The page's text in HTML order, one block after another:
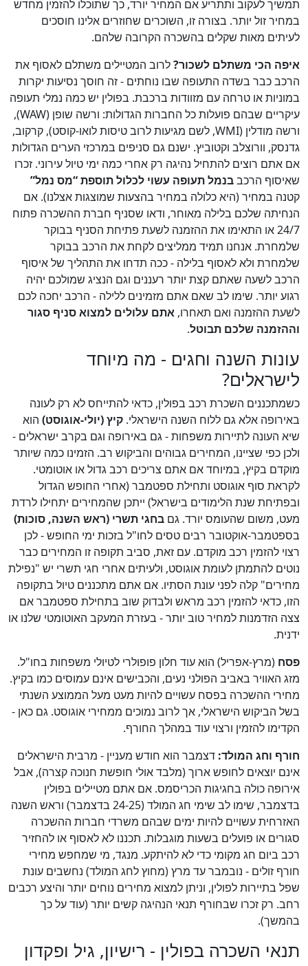
תמשיך לעקוב ותתריע אם המחיר יורד, כך שתוכלו להזמין מחדש
במחיר זול יותר. בצורה זו, השוכרים שחוזרים אלינו חוסכים
לעיתים מאות שקלים בהשכרה הקרובה שלהם.
איפה הכי משתלם לשכור?לרוב המטיילים משתלם לאסוף את
הרכב כבר בשדה התעופה שבו נוחתים - זה חוסך נסיעות יקרות
במוניות או טרחה עם מזוודות ברכבת. בפולין יש כמה נמלי תעופה
עיקריים שבהם פועלות כל החברות הגדולות: ורשה שופן (WAW),
ורשה מודלין (WMI, לשם מגיעות לרוב טיסות לואו-קוסט), קרקוב,
גדנסק, וורוצלב וקטוביץ. ישנם גם סניפים במרכזי הערים הגדולות
אם אתם רוצים להתחיל נהיגה רק אחרי כמה ימי טיול עירוני. זכרו
שאיסוף הרכבבנמל תעופה עשוי לכלול תוספת “מס נמל”
קטנה במחיר (היא כלולה במחיר בהצעות שמוצגות אצלנו). אם
הנחיתה שלכם בלילה מאוחר, ודאו שסניף חברת ההשכרה פתוח
24/7 או התאימו את ההזמנה לשעת פתיחת הסניף בבוקר
שלמחרת. אנחנו תמיד ממליצים לקחת את הרכב בבוקר
שלמחרת ולא לאסוף בלילה - ככה תדחו את התהליך של איסוף
הרכב לשעה שאתם קצת יותר רעננים וגם הנציג שמולכם יהיה
רגוע יותר. שימו לב שאם אתם מזמינים ללילה - הרכב יחכה לכם
לשעת ההזמנה ואם תאחרו, אתם עלולים למצוא סניף סגור
וההזמנה שלכם תבוטל.
עונות השנה וחגים - מה מיוחד
לישראלים?
כשמתכננים השכרת רכב בפולין, כדאי להתייחס לא רק לעונה
באירופה אלא גם ללוח השנה הישראלי. קיץ (יולי-אוגוסט) הוא
שיא העונה לתיירות משפחות - גם באירופה וגם בקרב ישראלים -
ולכן כפי שציינו, המחירים גבוהים והביקוש רב. הזמינו כמה שיותר
מוקדם בקיץ, במיוחד אם אתם צריכים רכב גדול או אוטומטי.
לקראת סוף אוגוסט ותחילת ספטמבר (אחרי החופש הגדול
ובפתיחת שנת הלימודים בישראל) ייתכן שהמחירים יתחילו לרדת
מעט, משום שהעומס יורד. גם בחגי תשרי (ראש השנה, סוכות)
בספטמבר-אוקטובר רבים טסים לחו"ל בזכות ימי החופש - לכן
רצוי להזמין רכב מוקדם. עם זאת, סביב תקופה זו המחירים כבר
נוטים להתמתן לעומת אוגוסט, ולעיתים אחרי חגי תשרי יש "נפילת
מחירים" קלה לפני עונת הסתיו. אם אתם מתכננים טיול בתקופה
הזו, כדאי להזמין רכב מראש ולבדוק שוב בתחילת ספטמבר אם
צצה הזדמנות למחיר טוב יותר - בעזרת המעקב האוטומטי שלנו או
ידנית.
פסח (מרץ-אפריל) הוא עוד חלון פופולרי לטיולי משפחות בחו"ל.
מזג האוויר באביב הפולני נעים, והכבישים אינם עמוסים כמו בקיץ.
מחירי ההשכרה בפסח עשויים להיות מעט מעל הממוצע השנתי
בשל הביקוש הישראלי, אך לרוב נמוכים ממחירי אוגוסט. גם כאן -
הקדימו להזמין ורצוי עוד במהלך החורף.
חורף וחג המולד: דצמבר הוא חודש מעניין - מרבית הישראלים
אינם יוצאים לחופש ארוך (מלבד אולי חופשת חנוכה קצרה), אבל
אירופה כולה בחגיגות הכריסמס. אם אתם מטיילים בפולין
בדצמבר, שימו לב שימי חג המולד (24-25 בדצמבר) וראש השנה
האזרחית עשויים להיות ימים שבהם משרדי חברות ההשכרה
סגורים או פועלים בשעות מוגבלות. תכננו לא לאסוף או להחזיר
רכב ביום חג מקומי כדי לא להיתקע. מנגד, מי שמחפש מחירי
חורף זולים - נובמבר עד מרץ (מחוץ לחג המולד) נחשבים עונת
שפל בתיירות לפולין, וניתן למצוא מחירים נוחים יותר והיצע רכבים
רחב. רק זכרו שבחורף תנאי הנהיגה קשים יותר (עוד על כך
בהמשך).
תנאי השכרה בפולין - רישיון, גיל ופקדון